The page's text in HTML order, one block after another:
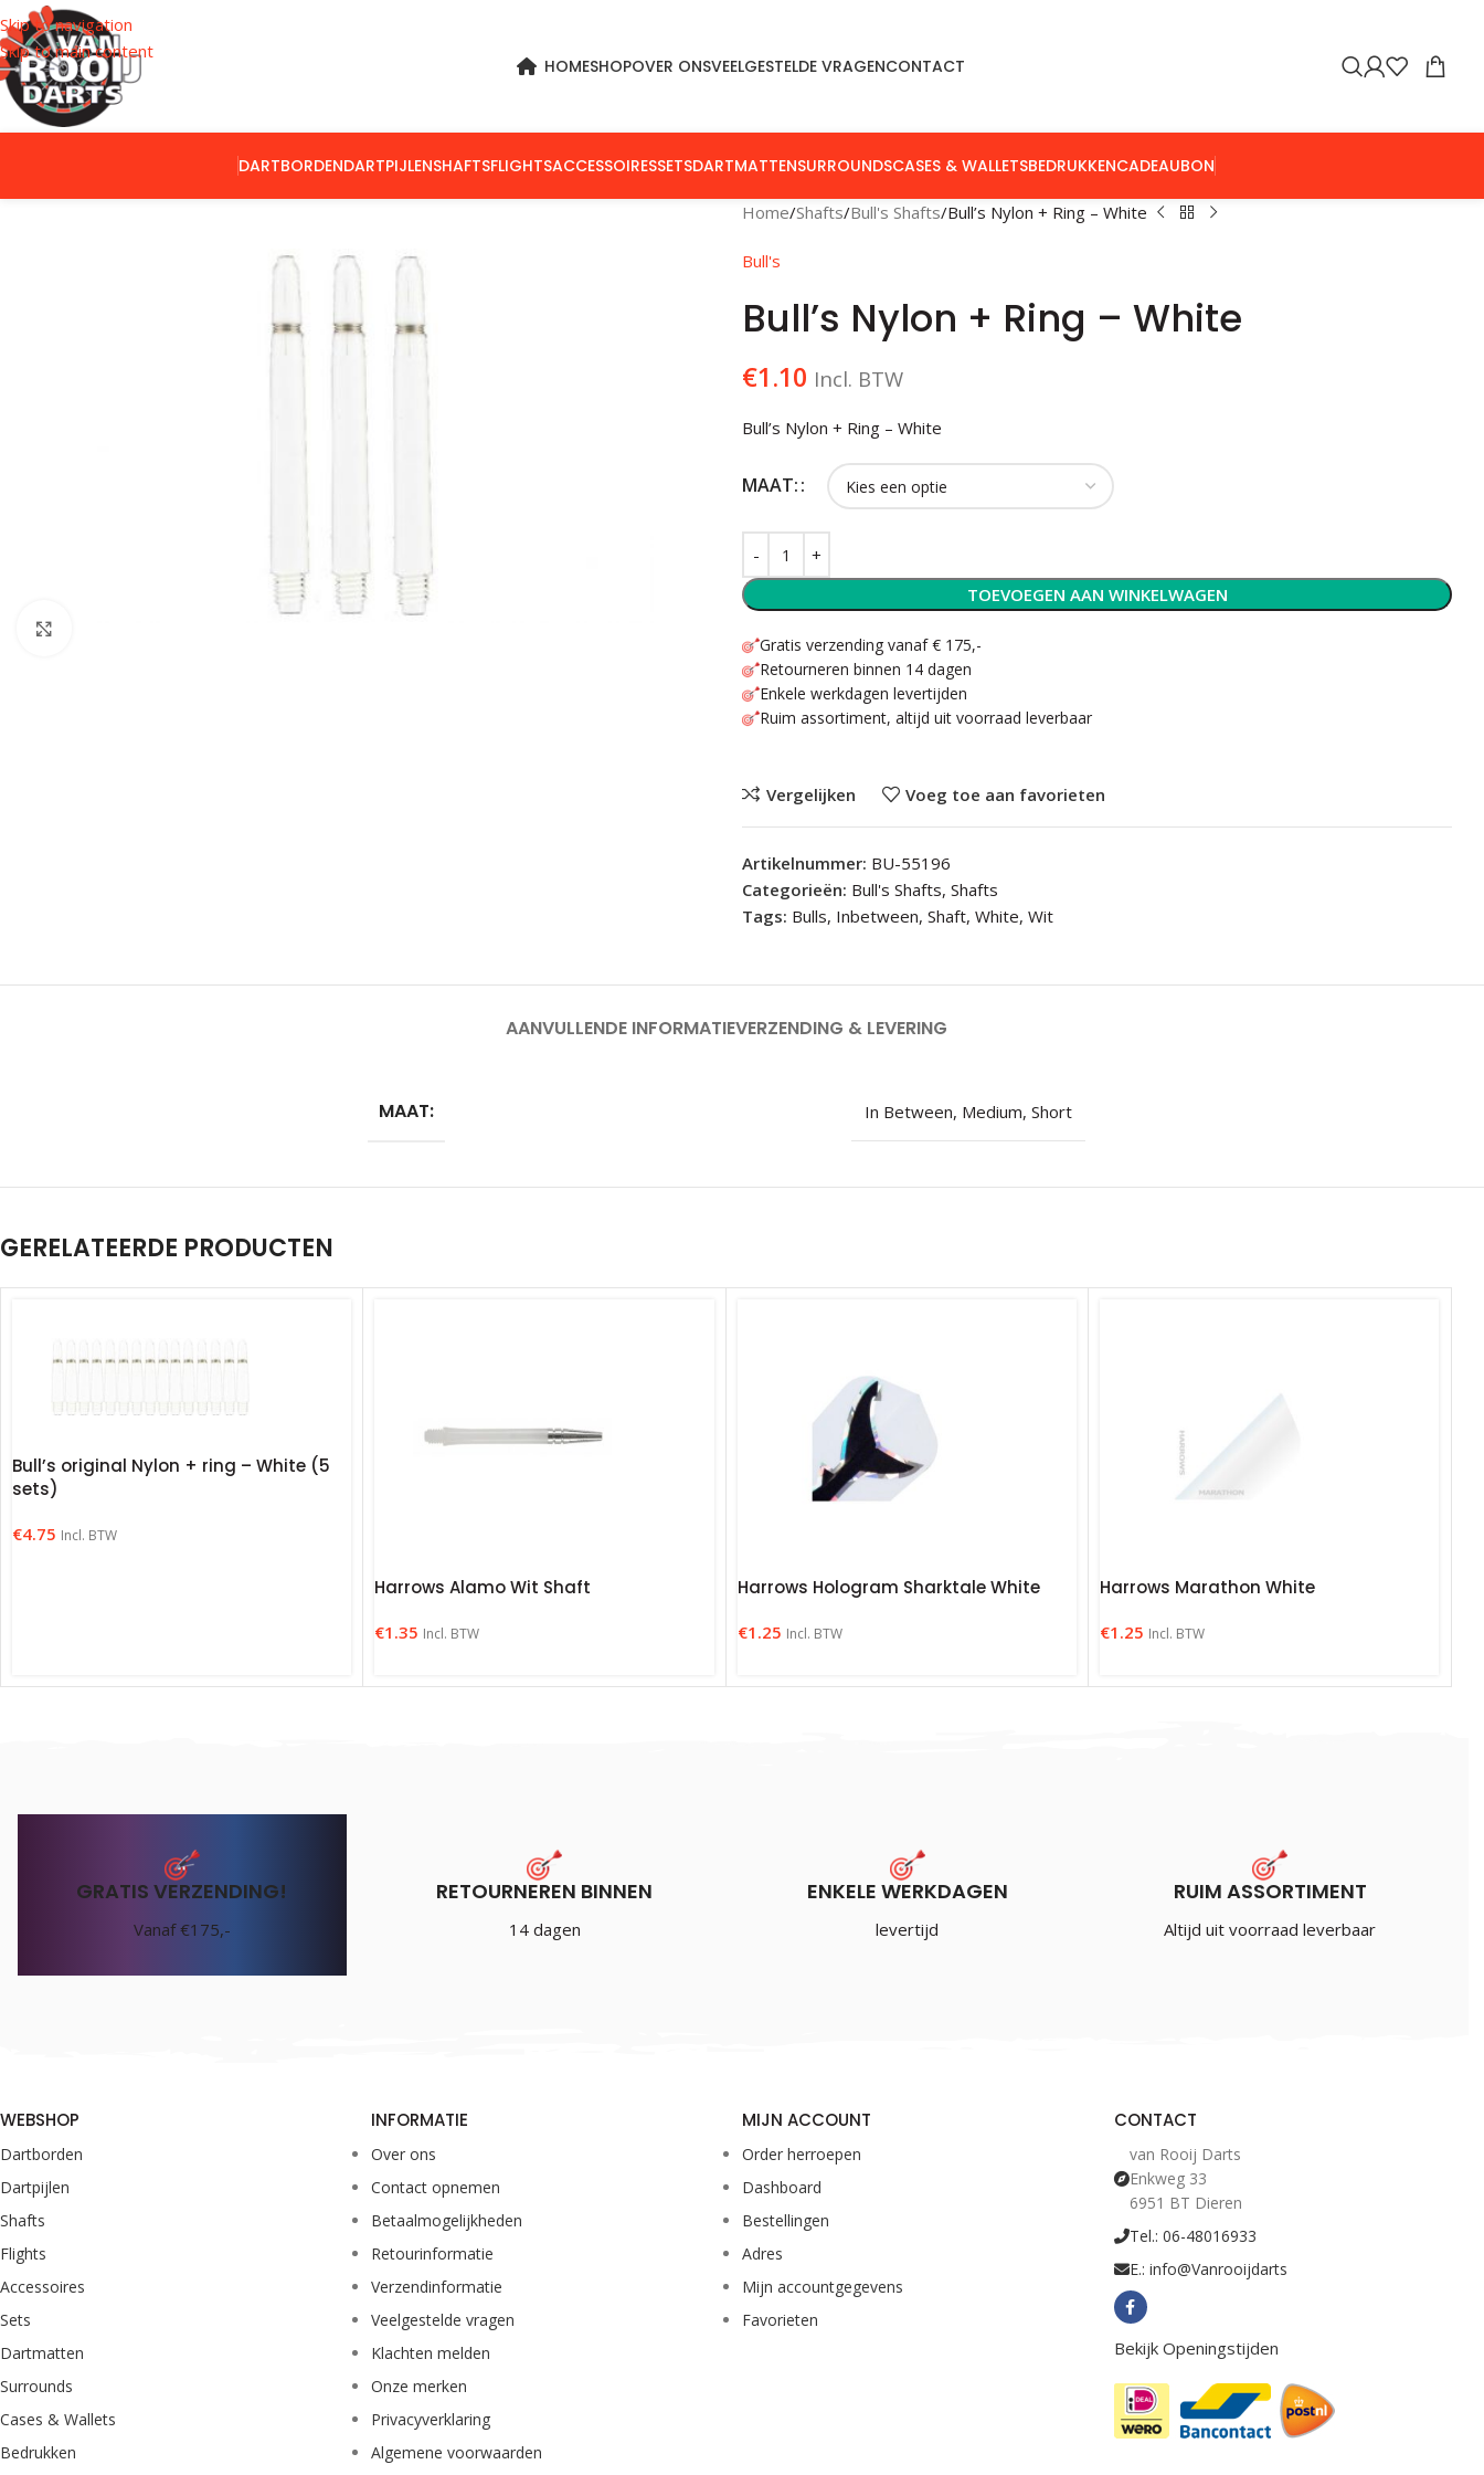
Skip to navigation
Skip to main content
HOMESHOPOVER ONSVEELGESTELDE VRAGENCONTACT
DARTBORDENDARTPIJLENSHAFTSFLIGHTSACCESSOIRESSETSDARTMATTENSURROUNDSCASES & WALLETSBEDRUKKENCADEAUBON
Home Shafts Bull's Shafts Bull’s Nylon + Ring – White
Bull's
Bull’s Nylon + Ring – White
€1.10 Incl. BTW
Bull’s Nylon + Ring – White
MAAT:
TOEVOEGEN AAN WINKELWAGEN
Gratis verzending vanaf € 175,-
Retourneren binnen 14 dagen
Enkele werkdagen levertijden
Ruim assortiment, altijd uit voorraad leverbaar
Vergelijken Voeg toe aan favorieten
Artikelnummer: BU-55196
Categorieën: Bull's Shafts, Shafts
Tags: Bulls, Inbetween, Shaft, White, Wit
AANVULLENDE INFORMATIEVERZENDING & LEVERING
MAAT: In Between, Medium, Short
GERELATEERDE PRODUCTEN
Bull’s original Nylon + ring – White (5
sets)
€4.75 Incl. BTW
Harrows Alamo Wit Shaft
€1.35 Incl. BTW
Harrows Hologram Sharktale White
€1.25 Incl. BTW
Harrows Marathon White
€1.25 Incl. BTW
GRATIS VERZENDING!
Vanaf €175,-
RETOURNEREN BINNEN
14 dagen
ENKELE WERKDAGEN
levertijd
RUIM ASSORTIMENT
Altijd uit voorraad leverbaar
WEBSHOP
Dartborden
Dartpijlen
Shafts
Flights
Accessoires
Sets
Dartmatten
Surrounds
Cases & Wallets
Bedrukken
INFORMATIE
Over ons
Contact opnemen
Betaalmogelijkheden
Retourinformatie
Verzendinformatie
Veelgestelde vragen
Klachten melden
Onze merken
Privacyverklaring
Algemene voorwaarden
MIJN ACCOUNT
Order herroepen
Dashboard
Bestellingen
Adres
Mijn accountgegevens
Favorieten
CONTACT
van Rooij Darts
Enkweg 33
6951 BT Dieren
Tel.: 06-48016933
E.: info@Vanrooijdarts
Bekijk Openingstijden